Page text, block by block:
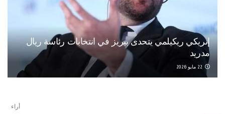
إنريكي ريكيلمي يتحدى بيريز في انتخابات رئاسة ريال
مدريد
أراء